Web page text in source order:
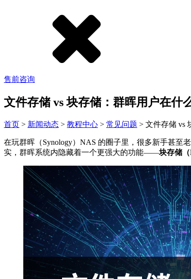
售前咨询
文件存储 vs 块存储：群晖用户在什
首页 > 新闻动态 > 教程中心 > 常见问题 > 文件存储 vs
在玩群晖（Synology）NAS 的圈子里，很多新手甚至
实，群晖系统内隐藏着一个更强大的功能——块存储（